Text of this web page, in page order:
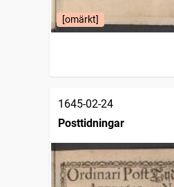
[omärkt]
1645-02-24
Posttidningar